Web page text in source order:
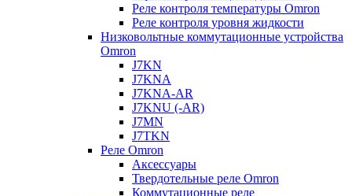
Реле контроля температуры Omron
Реле контроля уровня жидкости
Низковольтные коммутационные устройства
Omron
J7KN
J7KNA
J7KNA-AR
J7KNU (-AR)
J7MN
J7TKN
Реле Omron
Аксессуары
Твердотельные реле Omron
Коммутационные реле